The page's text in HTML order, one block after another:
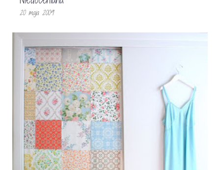
20 maja 2009